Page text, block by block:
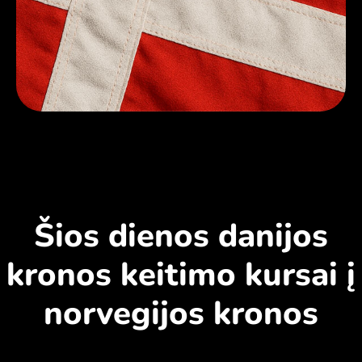
Šios dienos danijos
kronos keitimo kursai į
norvegijos kronos